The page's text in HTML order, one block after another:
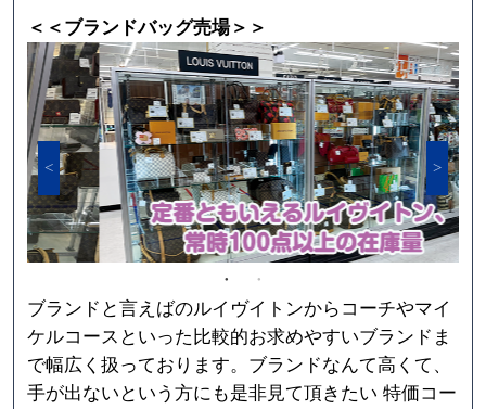
＜＜ブランドバッグ売場＞＞
ブランドと言えばのルイヴイトンからコーチやマイ
ケルコースといった比較的お求めやすいブランドま
で幅広く扱っております。ブランドなんて高くて、
手が出ないという方にも是非見て頂きたい 特価コー